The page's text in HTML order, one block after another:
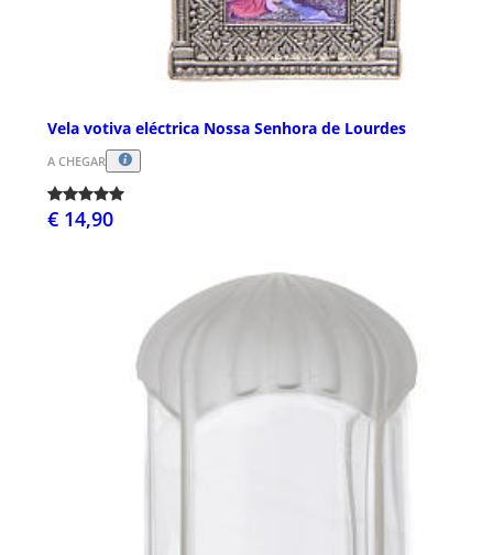
Vela votiva eléctrica Nossa Senhora de Lourdes
A CHEGAR
€ 14,90